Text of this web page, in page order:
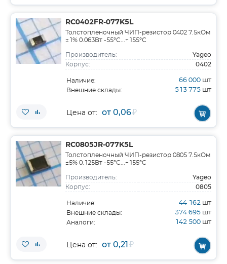
RC0402FR-077K5L
Толстопленочный ЧИП-резистор 0402 7.5кОм
±1% 0.063Вт -55°С...+155°С
Производитель: Yageo
Корпус: 0402
Наличие: 66 000 шт
Внешние склады: 513 775 шт
Цена от: от 0,06₽
RC0805JR-077K5L
Толстопленочный ЧИП-резистор 0805 7.5кОм
±5% 0.125Вт -55°С...+155°С
Производитель: Yageo
Корпус: 0805
Наличие: 44 162 шт
Внешние склады: 374 695 шт
Аналоги: 142 500 шт
Цена от: от 0,21₽